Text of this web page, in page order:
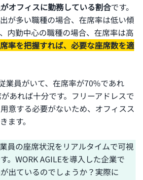
オフィスに勤務している割合です。
が多い職種の場合、在席率は低い傾
内勤中心の職種の場合、在席率は高
率を把握すれば、必要な座席数を適
業員がいて、在席率が70%であれ
あれば十分です。フリーアドレスで
意する必要がないため、オフィスス
ます。
員の座席状況をリアルタイムで可視
。WORK AGILEを導入した企業で
出ているのでしょうか？実際に